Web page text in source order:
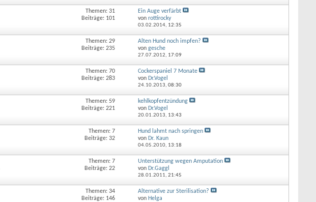
Themen: 31
Beiträge: 101
Ein Auge verfärbt
von rottirocky
03.02.2014, 12:35
Themen: 29
Beiträge: 235
Alten Hund noch impfen?
von gesche
27.07.2012, 17:09
Themen: 70
Beiträge: 283
Cockerspaniel 7 Monate
von Dr.Vogel
24.10.2013, 08:30
Themen: 59
Beiträge: 221
kehlkopfentzündung
von Dr.Vogel
20.01.2013, 13:43
Themen: 7
Beiträge: 32
Hund lahmt nach springen
von Dr. Kaun
04.05.2010, 13:18
Themen: 7
Beiträge: 22
Unterstützung wegen Amputation
von Dr.Gaggl
28.01.2011, 21:45
Themen: 34
Beiträge: 146
Alternative zur Sterilisation?
von Helga